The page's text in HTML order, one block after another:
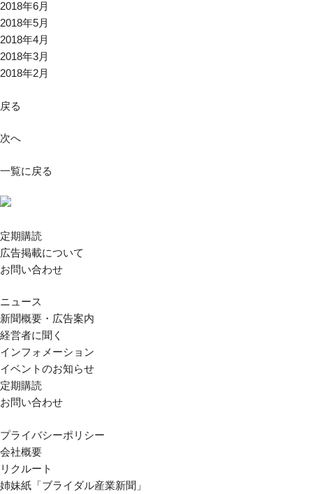
2018年6月
2018年5月
2018年4月
2018年3月
2018年2月
戻る
次へ
一覧に戻る
定期購読
広告掲載について
お問い合わせ
ニュース
新聞概要・広告案内
経営者に聞く
インフォメーション
イベントのお知らせ
定期購読
お問い合わせ
プライバシーポリシー
会社概要
リクルート
姉妹紙「ブライダル産業新聞」